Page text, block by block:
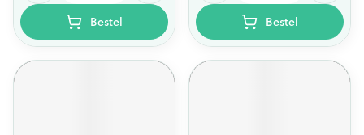
Bestel Bestel